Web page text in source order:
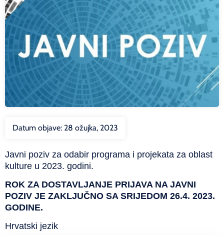
Datum objave: 28 ožujka, 2023
Javni poziv za odabir programa i projekata za oblast
kulture u 2023. godini.
ROK ZA DOSTAVLJANJE PRIJAVA NA JAVNI
POZIV JE ZAKLJUČNO SA SRIJEDOM 26.4. 2023.
GODINE.
Hrvatski jezik